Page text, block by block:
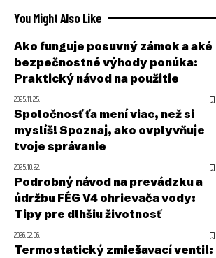
You Might Also Like
Ako funguje posuvný zámok a aké
bezpečnostné výhody ponúka:
Praktický návod na použitie
2025.11.25.
Spoločnosť ťa mení viac, než si
myslíš! Spoznaj, ako ovplyvňuje
tvoje správanie
2025.10.22.
Podrobný návod na prevádzku a
údržbu FÉG V4 ohrievača vody:
Tipy pre dlhšiu životnosť
2026.02.06.
Termostatický zmiešavací ventil: